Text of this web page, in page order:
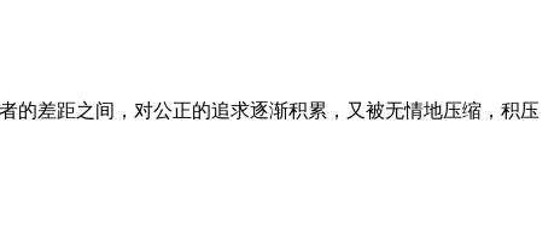
的差距之间，对公正的追求逐渐积累，又被无情地压缩，积压